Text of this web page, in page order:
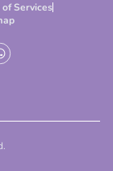
of Services